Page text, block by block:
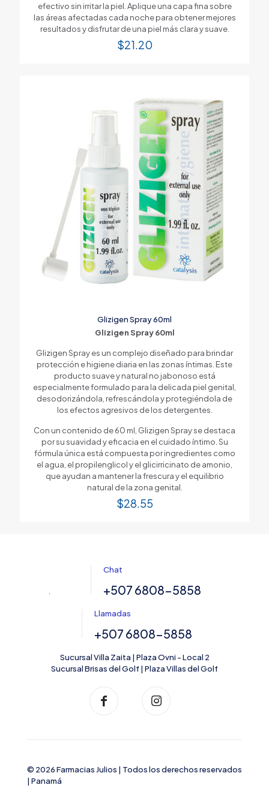
efectivo sin irritar la piel. Aplique una capa fina sobre
las áreas afectadas cada noche para obtener mejores
resultados y disfrutar de una piel más clara y suave.
$21.20
Glizigen Spray 60ml
Glizigen Spray 60ml
Glizigen Spray es un complejo diseñado para brindar
protección e higiene diaria en las zonas íntimas. Este
producto suave y natural no jabonoso está
especialmente formulado para la delicada piel genital,
desodorizándola, refrescándola y protegiéndola de
los efectos agresivos de los detergentes.
Con un contenido de 60 ml, Glizigen Spray se destaca
por su suavidad y eficacia en el cuidado íntimo. Su
fórmula única está compuesta por ingredientes como
el agua, el propilenglicol y el glicirricinato de amonio,
que ayudan a mantener la frescura y el equilibrio
natural de la zona genital.
$28.55
Chat
+507 6808-5858
Llamadas
+507 6808-5858
Sucursal Villa Zaita | Plaza Ovni - Local 2
Sucursal Brisas del Golf | Plaza Villas del Golf
© 2026 Farmacias Julios | Todos los derechos reservados
| Panamá